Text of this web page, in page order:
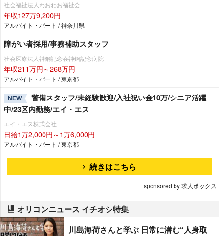
社会福祉法人わおわお福祉会
年収127万9,200円
アルバイト・パート / 神奈川県
障がい者採用/事務補助スタッフ
社会医療法人神鋼記念会神鋼記念病院
年収211万円～268万円
アルバイト・パート / 東京都
NEW
警備スタッフ/未経験歓迎/入社祝い金10万/シニア活躍
中/23区内勤務/エイ・エス
エイ・エス株式会社
日給1万2,000円～1万6,000円
アルバイト・パート / 東京都
続きはこちら
sponsored by 求人ボックス
オリコンニュース イチオシ特集
川島海荷さんと学ぶ 日常に潜む“人身取